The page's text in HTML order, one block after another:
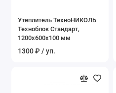
Утеплитель ТехноНИКОЛЬ
Техноблок Стандарт,
1200х600х100 мм
1300 ₽ / уп.